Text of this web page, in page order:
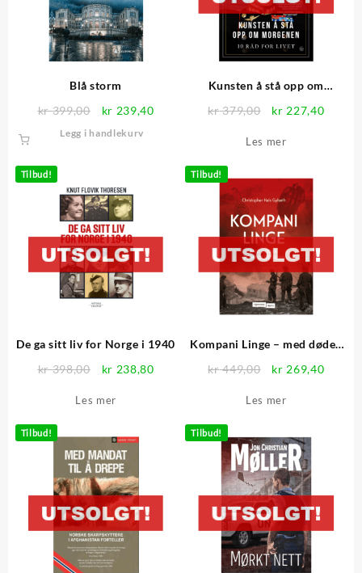
Blå storm
kr399,00
Opprinnelig
pris
kr 239,40Nåværende
Legg i handlekurv
Kunsten å stå opp om
kr379,00
Opprinnelig
var:
kr 227,40
Les mer
Tilbud!
De ga sitt liv for Norge i 1940
kr398,00
Opprinnelig
var:
kr 238,80Nåværende
Les mer
Tilbud!
Kompani Linge – med døden
kr449,00
Opprinnelig
var:
kr 269,40
Les mer
Tilbud! Tilbud!